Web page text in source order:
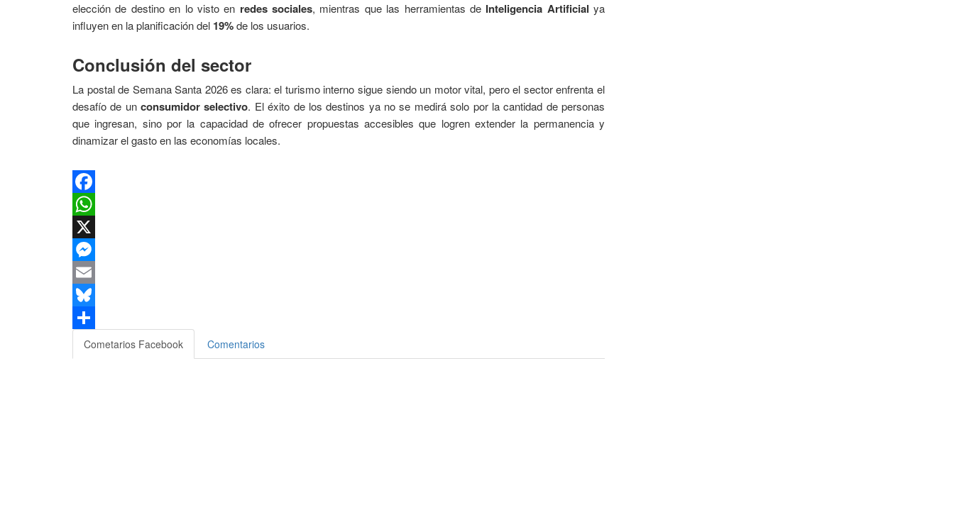
elección de destino en lo visto en redes sociales, mientras que las herramientas de Inteligencia Artificial ya
influyen en la planificación del 19%de los usuarios.
Conclusión del sector
La postal de Semana Santa 2026 es clara: el turismo interno sigue siendo un motor vital, pero el sector enfrenta el
desafío de unconsumidor selectivo. El éxito de los destinos ya no se medirá solo por la cantidad de personas
que ingresan, sino por la capacidad de ofrecer propuestas accesibles que logren extender la permanencia y
dinamizar el gasto en las economías locales.
Facebook
WhatsApp
X
Messenger
Email
Bluesky
Compartir
Cometarios Facebook Comentarios